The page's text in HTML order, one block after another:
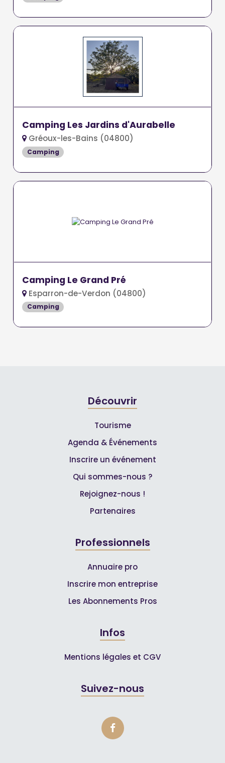
Camping Les Jardins d'Aurabelle
Gréoux-les-Bains (04800)
Camping
Camping Le Grand Pré
Esparron-de-Verdon (04800)
Camping
Découvrir
Tourisme
Agenda & Événements
Inscrire un événement
Qui sommes-nous ?
Rejoignez-nous !
Partenaires
Professionnels
Annuaire pro
Inscrire mon entreprise
Les Abonnements Pros
Infos
Mentions légales et CGV
Suivez-nous